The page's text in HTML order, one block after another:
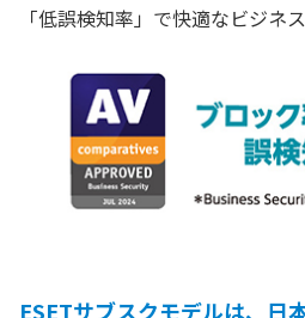
「低誤検知率」で快適なビジネ
ESETサブスクモデルは、日